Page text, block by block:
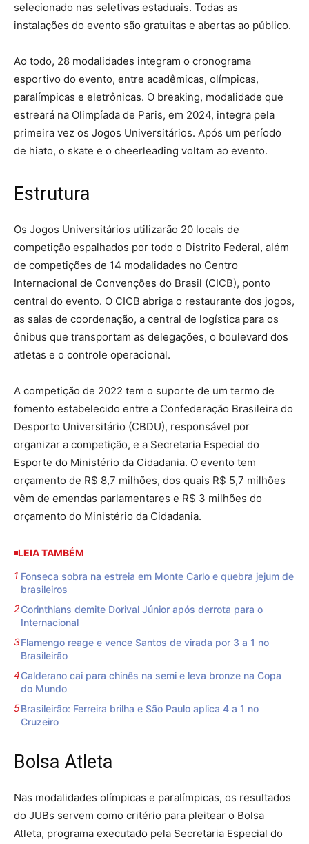
selecionado nas seletivas estaduais. Todas as
instalações do evento são gratuitas e abertas ao público.
Ao todo, 28 modalidades integram o cronograma
esportivo do evento, entre acadêmicas, olímpicas,
paralímpicas e eletrônicas. O breaking, modalidade que
estreará na Olimpíada de Paris, em 2024, integra pela
primeira vez os Jogos Universitários. Após um período
de hiato, o skate e o cheerleading voltam ao evento.
Estrutura
Os Jogos Universitários utilizarão 20 locais de
competição espalhados por todo o Distrito Federal, além
de competições de 14 modalidades no Centro
Internacional de Convenções do Brasil (CICB), ponto
central do evento. O CICB abriga o restaurante dos jogos,
as salas de coordenação, a central de logística para os
ônibus que transportam as delegações, o boulevard dos
atletas e o controle operacional.
A competição de 2022 tem o suporte de um termo de
fomento estabelecido entre a Confederação Brasileira do
Desporto Universitário (CBDU), responsável por
organizar a competição, e a Secretaria Especial do
Esporte do Ministério da Cidadania. O evento tem
orçamento de R$ 8,7 milhões, dos quais R$ 5,7 milhões
vêm de emendas parlamentares e R$ 3 milhões do
orçamento do Ministério da Cidadania.
LEIA TAMBÉM
Fonseca sobra na estreia em Monte Carlo e quebra jejum de
brasileiros
Corinthians demite Dorival Júnior após derrota para o
Internacional
Flamengo reage e vence Santos de virada por 3 a 1 no
Brasileirão
Calderano cai para chinês na semi e leva bronze na Copa
do Mundo
Brasileirão: Ferreira brilha e São Paulo aplica 4 a 1 no
Cruzeiro
Bolsa Atleta
Nas modalidades olímpicas e paralímpicas, os resultados
do JUBs servem como critério para pleitear o Bolsa
Atleta, programa executado pela Secretaria Especial do